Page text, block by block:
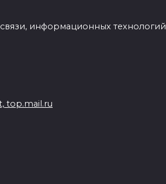
информационных технологий
top.mail.ru